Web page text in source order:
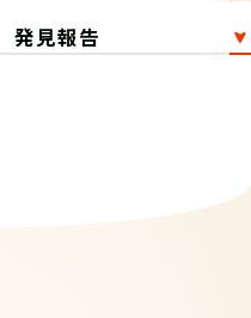
発見報告